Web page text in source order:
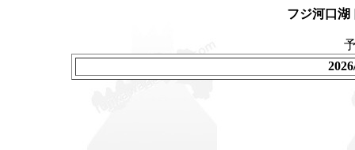
フジ河口